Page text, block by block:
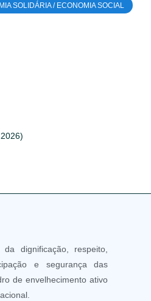
SOLIDÁRIA / ECONOMIA SOCIAL
dignificação, respeito,
e segurança das
de envelhecimento ativo